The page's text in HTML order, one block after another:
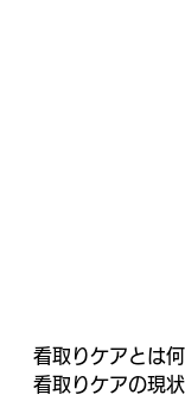
看取りケアとは
看取りケアの現